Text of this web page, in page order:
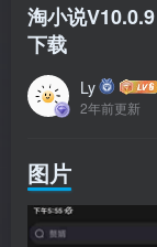
淘小说
下载
Ly
2年前更新
图片